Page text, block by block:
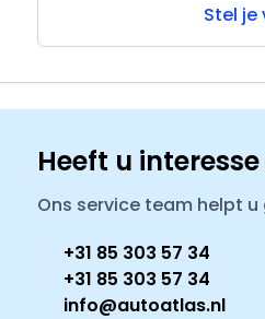
Stel je
Heeft u
Ons service team helpt
+31 85 303 57 34
+31 85 303 57 34
info@autoatlas.nl